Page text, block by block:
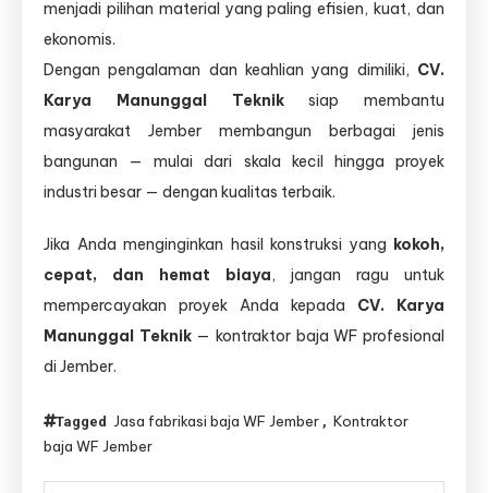
menjadi pilihan material yang paling efisien, kuat, dan
ekonomis.
Dengan pengalaman dan keahlian yang dimiliki, CV.
Karya Manunggal Tekniksiap membantu
masyarakat Jember membangun berbagai jenis
bangunan — mulai dari skala kecil hingga proyek
industri besar — dengan kualitas terbaik.
Jika Anda menginginkan hasil konstruksi yang kokoh,
cepat, dan hemat biaya, jangan ragu untuk
mempercayakan proyek Anda kepada CV. Karya
Manunggal Teknik— kontraktor baja WF profesional
di Jember.
Tagged Jasa fabrikasi baja WF Jember , Kontraktor
baja WF Jember